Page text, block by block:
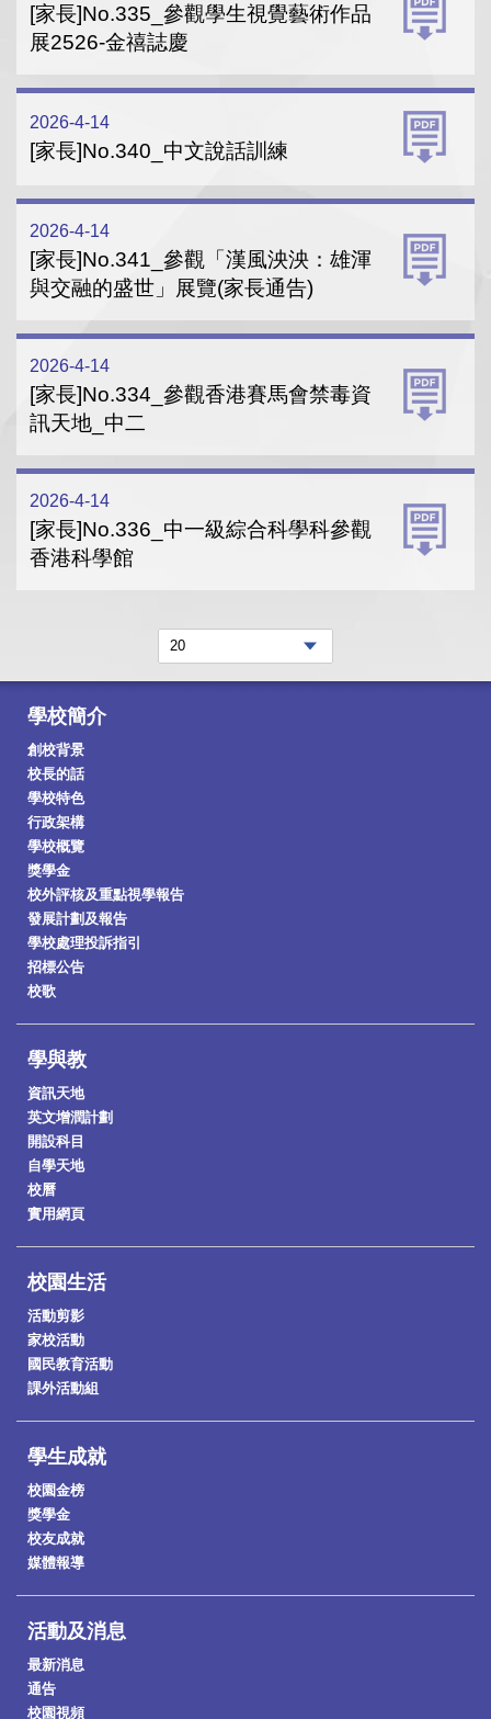
[家長]No.335_參觀學生視覺藝術作品
展2526-金禧誌慶
2026-4-14
[家長]No.340_中文說話訓練
2026-4-14
[家長]No.341_參觀「漢風泱泱：雄渾
與交融的盛世」展覽(家長通告)
2026-4-14
[家長]No.334_參觀香港賽馬會禁毒資
訊天地_中二
2026-4-14
[家長]No.336_中一級綜合科學科參觀
香港科學館
學校簡介
創校背景
校長的話
學校特色
行政架構
學校概覽
獎學金
校外評核及重點視學報告
發展計劃及報告
學校處理投訴指引
招標公告
校歌
學與教
資訊天地
英文增潤計劃
開設科目
自學天地
校曆
實用網頁
校園生活
活動剪影
家校活動
國民教育活動
課外活動組
學生成就
校園金榜
獎學金
校友成就
媒體報導
活動及消息
最新消息
通告
校園視頻